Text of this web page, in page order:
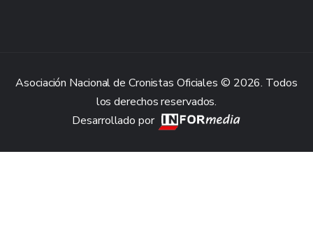
Asociación Nacional de Cronistas Oficiales © 2026. Todos
los derechos reservados.
Desarrollado por